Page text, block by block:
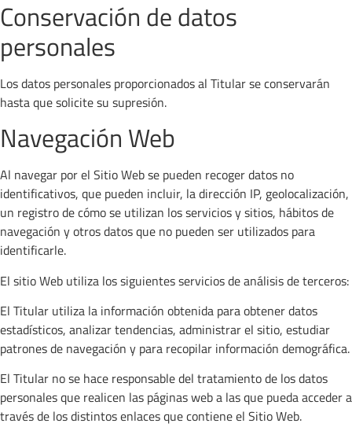
Conservación de datos
personales
Los datos personales proporcionados al Titular se conservarán
hasta que solicite su supresión.
Navegación Web
Al navegar por el Sitio Web se pueden recoger datos no
identificativos, que pueden incluir, la dirección IP, geolocalización,
un registro de cómo se utilizan los servicios y sitios, hábitos de
navegación y otros datos que no pueden ser utilizados para
identificarle.
El sitio Web utiliza los siguientes servicios de análisis de terceros:
El Titular utiliza la información obtenida para obtener datos
estadísticos, analizar tendencias, administrar el sitio, estudiar
patrones de navegación y para recopilar información demográfica.
El Titular no se hace responsable del tratamiento de los datos
personales que realicen las páginas web a las que pueda acceder a
través de los distintos enlaces que contiene el Sitio Web.